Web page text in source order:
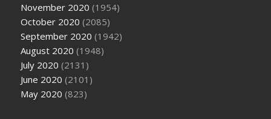
November 2020 (1954)
October 2020 (2085)
September 2020 (1942)
August 2020 (1948)
July 2020 (2131)
June 2020 (2101)
May 2020 (823)